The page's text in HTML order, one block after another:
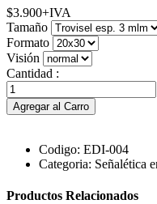
$3.900+IVA
Tamaño
Formato
Visión
Cantidad :
Agregar al Carro
Codigo: EDI-004
Categoria: Señalética
Productos Relacionados